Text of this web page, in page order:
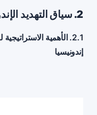
2. سياق التهديد الإندونيسي وناقل الهجوم
إندونيسيا